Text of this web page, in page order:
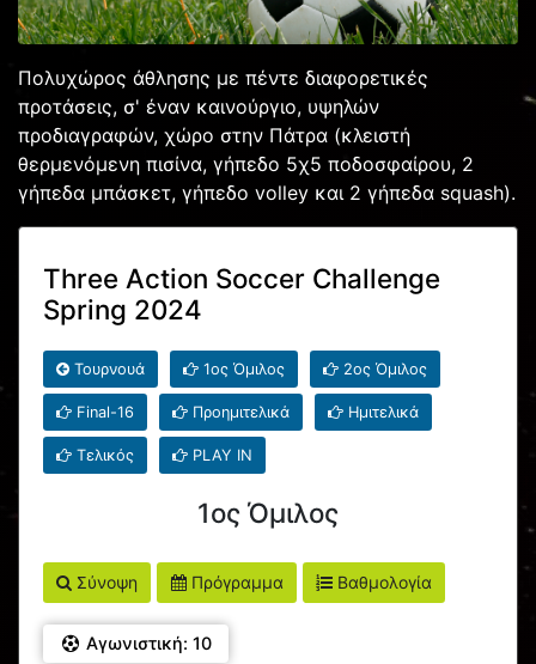
Πολυχώρος άθλησης με πέντε διαφορετικές
προτάσεις, σ' έναν καινούργιο, υψηλών
προδιαγραφών, χώρο στην Πάτρα (κλειστή
θερμενόμενη πισίνα, γήπεδο 5χ5 ποδοσφαίρου, 2
γήπεδα μπάσκετ, γήπεδο volley και 2 γήπεδα squash).
Three Action Soccer Challenge
Spring 2024
Τουρνουά 1ος Όμιλος 2ος Όμιλος
Final-16 Προημιτελικά Ημιτελικά
Τελικός PLAY IN
1ος Όμιλος
Σύνοψη Πρόγραμμα Βαθμολογία
Αγωνιστική: 10